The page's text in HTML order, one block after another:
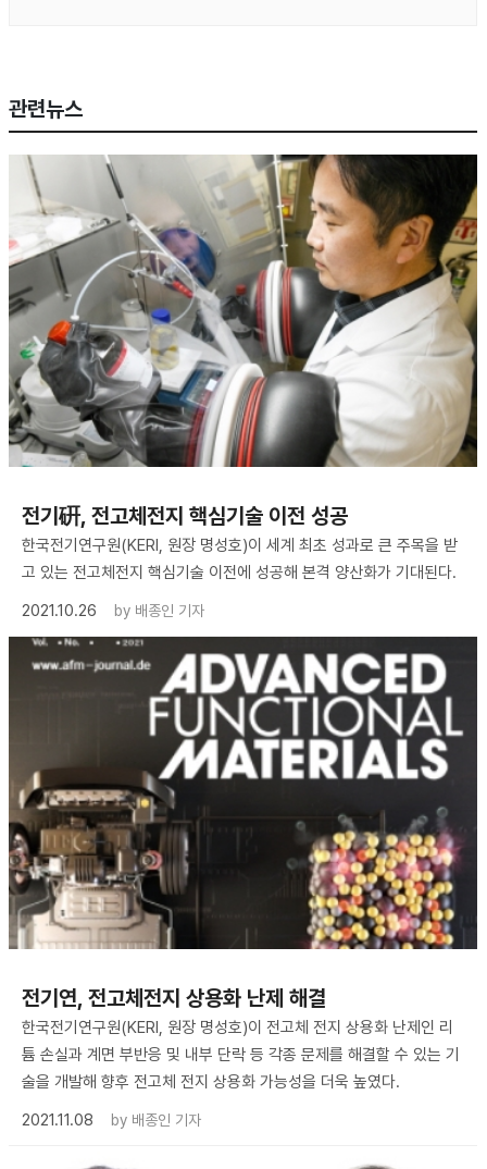
관련뉴스
전기硏, 전고체전지 핵심기술 이전 성공
한국전기연구원(KERI, 원장 명성호)이 세계 최초 성과로 큰 주목을 받
고 있는 전고체전지 핵심기술 이전에 성공해 본격 양산화가 기대된다.
2021.10.26
by 배종인 기자
전기연, 전고체전지 상용화 난제 해결
한국전기연구원(KERI, 원장 명성호)이 전고체 전지 상용화 난제인 리
튬 손실과 계면 부반응 및 내부 단락 등 각종 문제를 해결할 수 있는 기
술을 개발해 향후 전고체 전지 상용화 가능성을 더욱 높였다.
2021.11.08
by 배종인 기자